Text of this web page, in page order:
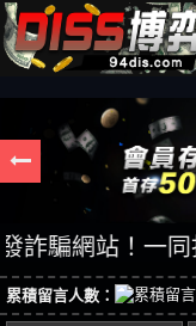
站！一同打擊
累積留言人數：